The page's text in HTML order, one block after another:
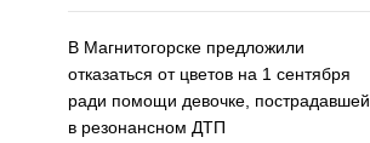
В Магнитогорске предложили
отказаться от цветов на 1 сентября
ради помощи девочке, пострадавшей
в резонансном ДТП